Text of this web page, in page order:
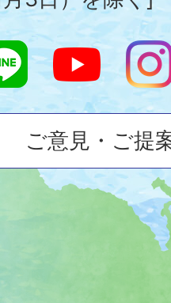
ご意見・ご提